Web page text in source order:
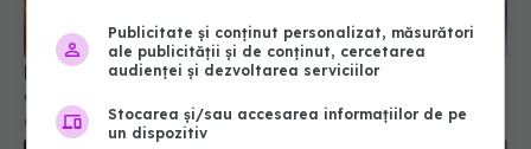
Boala care revine și face ravagii. Peste 300 de
cazuri în doar o lună!
08 aug 2025, 13:21
Publicitate și conținut personalizat, măsurători
ale publicității și de conținut, cercetarea
audienței și dezvoltarea serviciilor
Stocarea și/sau accesarea informațiilor de pe
un dispozitiv